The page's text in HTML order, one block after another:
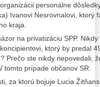
personálne
Ivanovi Nesrovnalovi, ktorý
kraja.
na privatizáciu SPP.
ktorý by predal
Prečo ste nikdy nepovedali,
tomto prípade občanov SR.
za ktorú bojuje Lucia